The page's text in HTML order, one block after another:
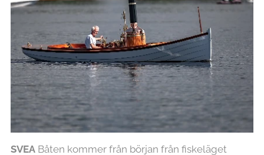
SVEA Båten kommer från början från fiskeläget